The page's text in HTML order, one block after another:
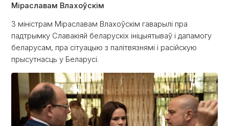
Міраславам Влахоўскім
З міністрам Міраславам Влахоўскім гаварылі пра
падтрымку Славакіяй беларускіх ініцыятываў і дапамогу
беларусам, пра сітуацыю з палітвязнямі і расійскую
прысутнасць у Беларусі.